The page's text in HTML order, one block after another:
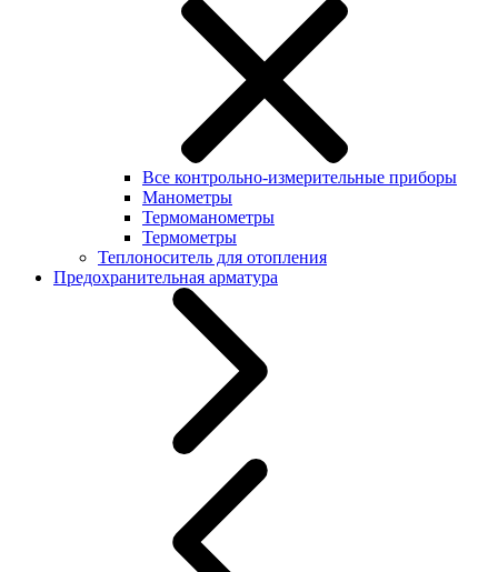
Все контрольно-измерительные приборы
Манометры
Термоманометры
Термометры
Теплоноситель для отопления
Предохранительная арматура